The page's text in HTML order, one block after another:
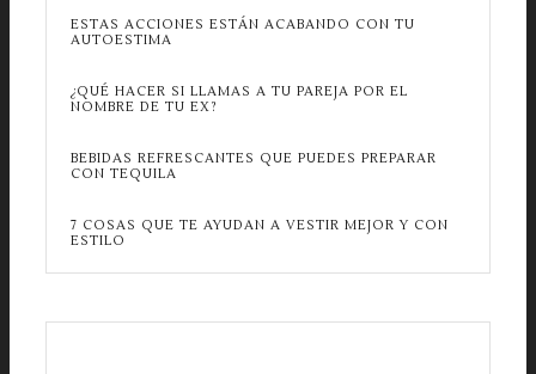
ESTAS ACCIONES ESTÁN ACABANDO CON TU
AUTOESTIMA
¿QUÉ HACER SI LLAMAS A TU PAREJA POR EL
NOMBRE DE TU EX?
BEBIDAS REFRESCANTES QUE PUEDES PREPARAR
CON TEQUILA
7 COSAS QUE TE AYUDAN A VESTIR MEJOR Y CON
ESTILO